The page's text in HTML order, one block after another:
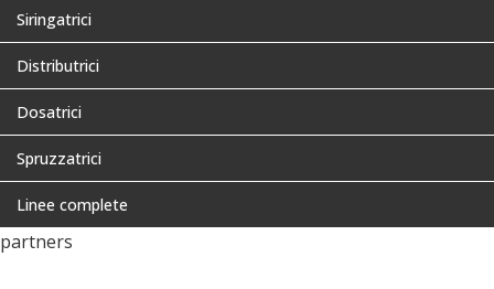
Siringatrici
Distributrici
Dosatrici
Spruzzatrici
Linee complete
partners